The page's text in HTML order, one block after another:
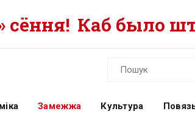
сёння! Каб было
Замежжа Культура